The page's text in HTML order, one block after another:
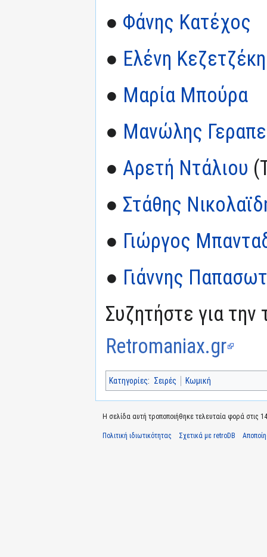
● Φάνης Κατέχος
● Ελένη Κεζετζέκη
● Μαρία Μπούρα
● Μανώλης
● Αρετή Ντάλιου
● Στάθης
● Γιώργος
● Γιάννης
Συζητήστε για την
Retromaniax.gr
Κατηγορίες: Σειρές Κωμική
Η σελίδα αυτή τροποποιήθηκε τελευταία φορά στις
Πολιτική ιδιωτικότητας Σχετικά με retroDB